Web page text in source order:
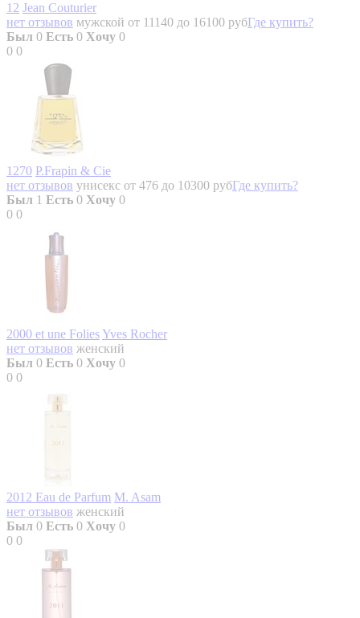
12 Jean Couturier
нет отзывов мужской от 11140 до 16100 рубГде купить?
Был 0 Есть 0 Хочу 0
0 0
1270 P.Frapin & Cie
нет отзывов унисекс от 476 до 10300 рубГде купить?
Был 1 Есть 0 Хочу 0
0 0
2000 et une FoliesYves Rocher
нет отзывов женский
Был 0 Есть 0 Хочу 0
0 0
2012 Eau de Parfum M. Asam
нет отзывов женский
Был 0 Есть 0 Хочу 0
0 0